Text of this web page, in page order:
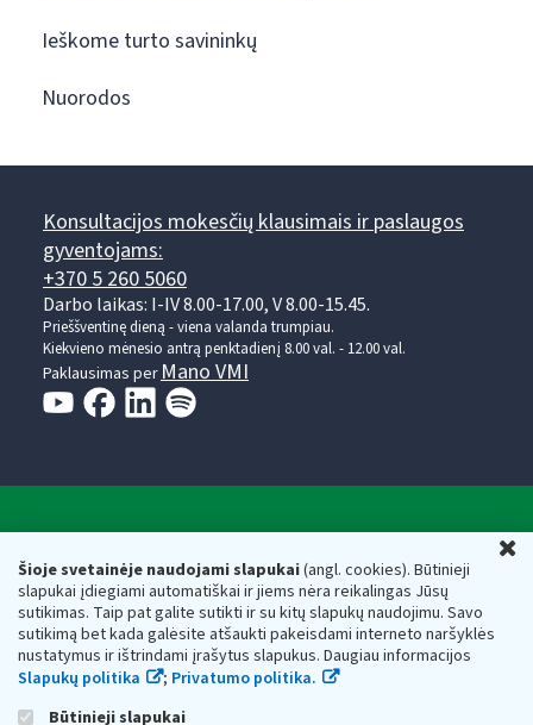
Šioje svetainėje naudojami slapukai(angl. cookies). Būtinieji
slapukai įdiegiami automatiškai ir jiems nėra reikalingas Jūsų
sutikimas. Taip pat galite sutikti ir su kitų slapukų naudojimu. Savo
sutikimą bet kada galėsite atšaukti pakeisdami interneto naršyklės
nustatymus ir ištrindami įrašytus slapukus. Daugiau informacijos
Slapukų politika
; Privatumo politika.
Būtinieji slapukai
Ieškome turto savininkų
Nuorodos
Konsultacijos mokesčių klausimais ir paslaugos
gyventojams:
+370 5 260 5060
Darbo laikas: I-IV 8.00-17.00, V 8.00-15.45.
Prieššventinę dieną - viena valanda trumpiau.
Kiekvieno mėnesio antrą penktadienį 8.00 val. - 12.00 val.
Paklausimas per Mano VMI
Respublikos finansų ministerijos
Biudžetinė įstaiga. Juridinio asmens kodas — 188659752,
adresas: Vasario 16-osios g. 14, 01107 Vilnius, Lietuva, el.paštas:
vmi@vmi.lt, E. pristatymo dėžutės adresas 188659752
Duomenys apie Valstybinę mokesčių inspekciją prie Lietuvos
Respublikos finansų ministerijos kaupiami ir saugomi Juridinių